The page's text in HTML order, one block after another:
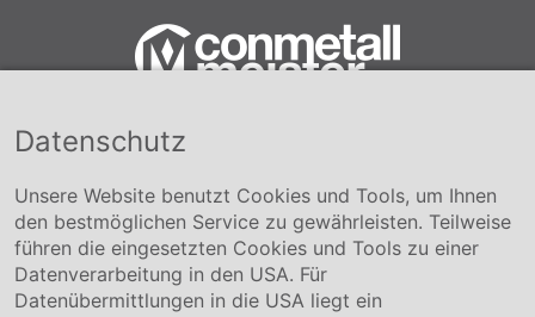
Conmetall Meister GmbH
+49 5141-180
info@conmetallmeister.de
www.conmetallmeister.de
Unternehmen
Datenschutz
Unsere Website benutzt Cookies und Tools, um Ihnen
den bestmöglichen Service zu gewährleisten. Teilweise
führen die eingesetzten Cookies und Tools zu einer
Datenverarbeitung in den USA. Für
Datenübermittlungen in die USA liegt ein